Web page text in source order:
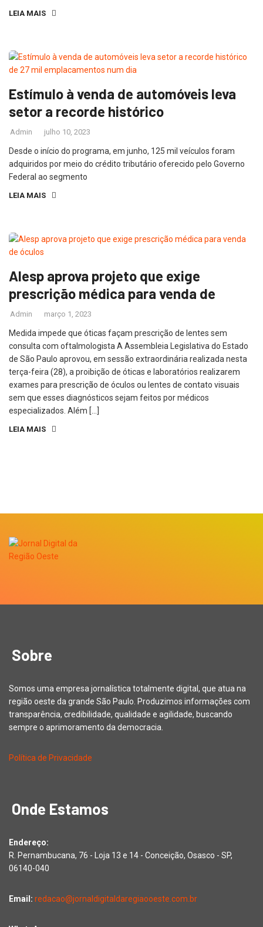
LEIA MAIS
Estímulo à venda de automóveis leva
setor a recorde histórico
Admin julho 10, 2023
Desde o início do programa, em junho, 125 mil veículos foram
adquiridos por meio do crédito tributário oferecido pelo Governo
Federal ao segmento
LEIA MAIS
Alesp aprova projeto que exige
prescrição médica para venda de
Admin março 1, 2023
Medida impede que óticas façam prescrição de lentes sem
consulta com oftalmologista A Assembleia Legislativa do Estado
de São Paulo aprovou, em sessão extraordinária realizada nesta
terça-feira (28), a proibição de óticas e laboratórios realizarem
exames para prescrição de óculos ou lentes de contato visuais
sem que esses diagnósticos sejam feitos por médicos
especializados. Além […]
LEIA MAIS
Sobre
Somos uma empresa jornalística totalmente digital, que atua na
região oeste da grande São Paulo. Produzimos informações com
transparência, credibilidade, qualidade e agilidade, buscando
sempre o aprimoramento da democracia.
Política de Privacidade
Onde Estamos
Endereço:
R. Pernambucana, 76 - Loja 13 e 14 - Conceição, Osasco - SP,
06140-040
Email: redacao@jornaldigitaldaregiaooeste.com.br